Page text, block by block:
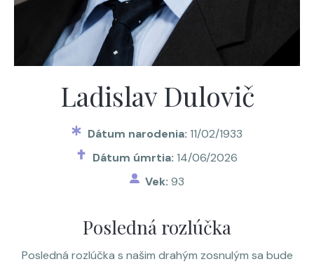
Ladislav Dulovič
Dátum narodenia: 11/02/1933
Dátum úmrtia: 14/06/2026
Vek:93
Posledná rozlúčka
Posledná rozlúčka s našim drahým zosnulým sa bude